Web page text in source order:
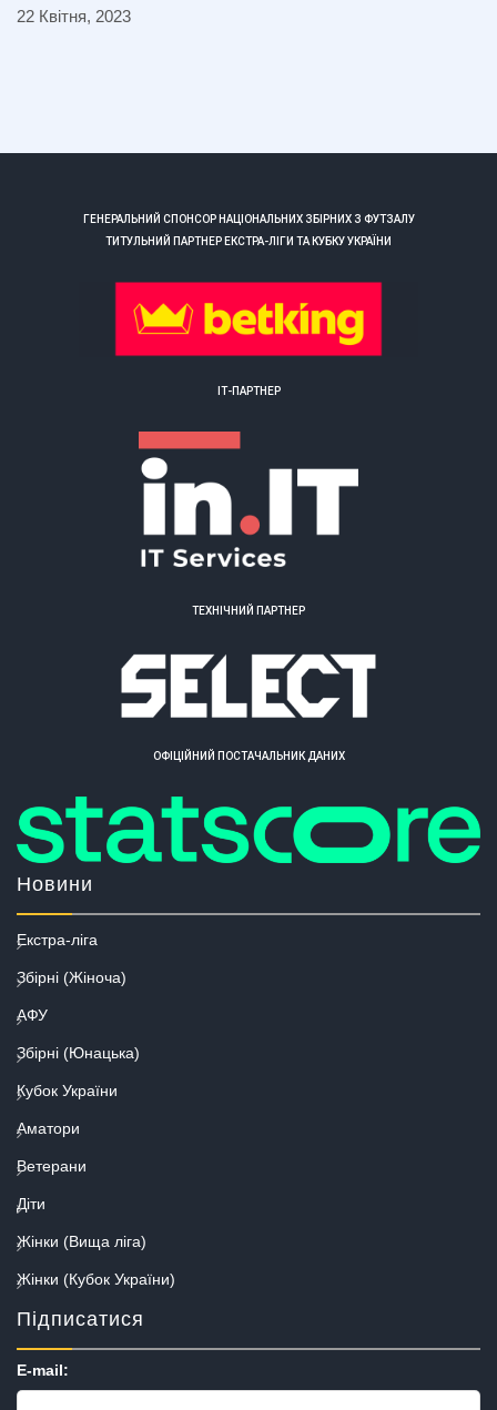
22 Квітня, 2023
ГЕНЕРАЛЬНИЙ СПОНСОР НАЦІОНАЛЬНИХ ЗБІРНИХ З ФУТЗАЛУ
ТИТУЛЬНИЙ ПАРТНЕР ЕКСТРА-ЛІГИ ТА КУБКУ УКРАЇНИ
ІТ-ПАРТНЕР
ТЕХНІЧНИЙ ПАРТНЕР
ОФІЦІЙНИЙ ПОСТАЧАЛЬНИК ДАНИХ
Новини
Екстра-ліга
Збірні (Жіноча)
АФУ
Збірні (Юнацька)
Кубок України
Аматори
Ветерани
Діти
Жінки (Вища ліга)
Жінки (Кубок України)
Підписатися
E-mail: